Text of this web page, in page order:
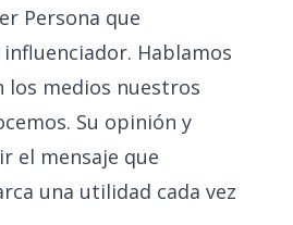
Persona que
Hablamos
medios nuestros
Su opinión y
el mensaje que
una utilidad cada vez